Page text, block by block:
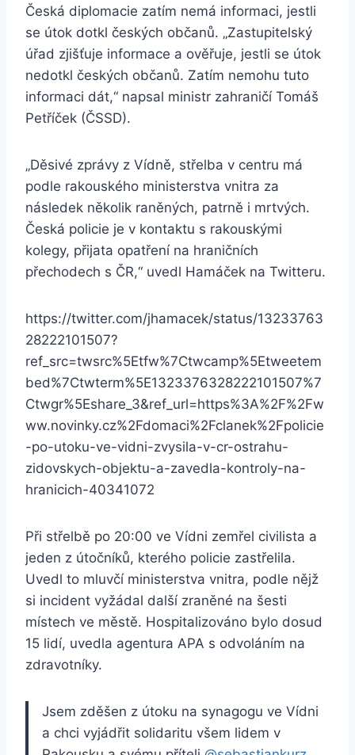
Česká diplomacie zatím nemá informaci, jestli
se útok dotkl českých občanů. „Zastupitelský
úřad zjišťuje informace a ověřuje, jestli se útok
nedotkl českých občanů. Zatím nemohu tuto
informaci dát,“ napsal ministr zahraničí Tomáš
Petříček (ČSSD).
„Děsivé zprávy z Vídně, střelba v centru má
podle rakouského ministerstva vnitra za
následek několik raněných, patrně i mrtvých.
Česká policie je v kontaktu s rakouskými
kolegy, přijata opatření na hraničních
přechodech s ČR,“ uvedl Hamáček na Twitteru.
https://twitter.com/jhamacek/status/13233763
28222101507?
ref_src=twsrc%5Etfw%7Ctwcamp%5Etweetem
bed%7Ctwterm%5E1323376328222101507%7
Ctwgr%5Eshare_3&ref_url=https%3A%2F%2Fw
ww.novinky.cz%2Fdomaci%2Fclanek%2Fpolicie
-po-utoku-ve-vidni-zvysila-v-cr-ostrahu-
zidovskych-objektu-a-zavedla-kontroly-na-
hranicich-40341072
Při střelbě po 20:00 ve Vídni zemřel civilista a
jeden z útočníků, kterého policie zastřelila.
Uvedl to mluvčí ministerstva vnitra, podle nějž
si incident vyžádal další zraněné na šesti
místech ve městě. Hospitalizováno bylo dosud
15 lidí, uvedla agentura APA s odvoláním na
zdravotníky.
Jsem zděšen z útoku na synagogu ve Vídni
a chci vyjádřit solidaritu všem lidem v